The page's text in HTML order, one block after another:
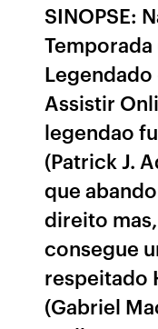
SINOPSE:
Temporada
Assistir
legendao
(Patrick J.
que
direito
consegue
respeitado
(Gabriel